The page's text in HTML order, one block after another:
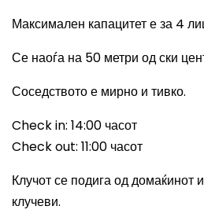
Максимален капацитет е за 4
Се наоѓа на 50 метри од ски
Соседството е мирно и тивко.
Check in: 14:00 часот
Check out: 11:00 часот
Клучот се подига од домаќинот
клучеви.